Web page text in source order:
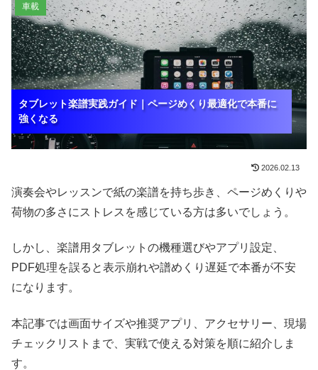
タブレット楽譜実践ガイド｜ページめくり最適化で本番に
強くなる
タブレット楽譜実践ガイド｜ページめくり最適化で本番に
強くなる
タブレット楽譜実践ガイド｜ページめくり最適化で本番に
強くなる
車載
2026.02.13
演奏会やレッスンで紙の楽譜を持ち歩き、ページめくりや
荷物の多さにストレスを感じている方は多いでしょう。
しかし、楽譜用タブレットの機種選びやアプリ設定、
PDF処理を誤ると表示崩れや譜めくり遅延で本番が不安
になります。
本記事では画面サイズや推奨アプリ、アクセサリー、現場
チェックリストまで、実戦で使える対策を順に紹介しま
す。